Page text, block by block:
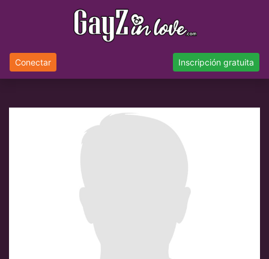
Conectar Inscripción gratuita